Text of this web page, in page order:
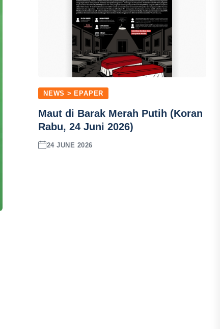
NEWS > EPAPER
Maut di Barak Merah Putih (Koran
Rabu, 24 Juni 2026)
24 JUNE 2026